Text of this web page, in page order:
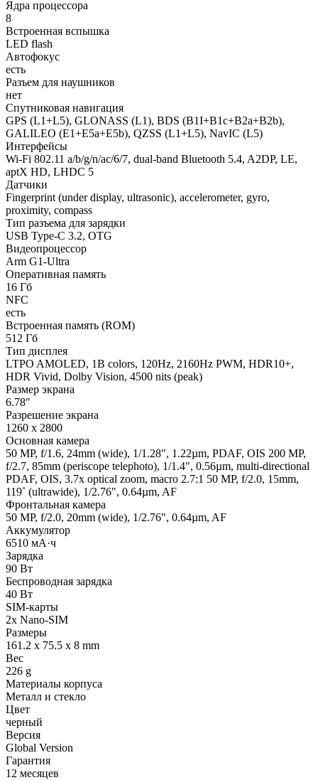
Ядра процессора
8
Встроенная вспышка
LED flash
Автофокус
есть
Разъем для наушников
нет
Спутниковая навигация
GPS (L1+L5), GLONASS (L1), BDS (B1I+B1c+B2a+B2b),
GALILEO (E1+E5a+E5b), QZSS (L1+L5), NavIC (L5)
Интерфейсы
Wi-Fi 802.11 a/b/g/n/ac/6/7, dual-band Bluetooth 5.4, A2DP, LE,
aptX HD, LHDC 5
Датчики
Fingerprint (under display, ultrasonic), accelerometer, gyro,
proximity, compass
Тип разъема для зарядки
USB Type-C 3.2, OTG
Видеопроцессор
Arm G1-Ultra
Оперативная память
16 Гб
NFC
есть
Встроенная память (ROM)
512 Гб
Тип дисплея
LTPO AMOLED, 1B colors, 120Hz, 2160Hz PWM, HDR10+,
HDR Vivid, Dolby Vision, 4500 nits (peak)
Размер экрана
6.78"
Разрешение экрана
1260 x 2800
Основная камера
50 MP, f/1.6, 24mm (wide), 1/1.28", 1.22µm, PDAF, OIS 200 MP,
f/2.7, 85mm (periscope telephoto), 1/1.4", 0.56µm, multi-directional
PDAF, OIS, 3.7x optical zoom, macro 2.7:1 50 MP, f/2.0, 15mm,
119˚ (ultrawide), 1/2.76", 0.64µm, AF
Фронтальная камера
50 MP, f/2.0, 20mm (wide), 1/2.76", 0.64µm, AF
Аккумулятор
6510 мА·ч
Зарядка
90 Вт
Беспроводная зарядка
40 Вт
SIM-карты
2x Nano-SIM
Размеры
161.2 x 75.5 x 8 mm
Вес
226 g
Материалы корпуса
Металл и стекло
Цвет
черный
Версия
Global Version
Гарантия
12 месяцев